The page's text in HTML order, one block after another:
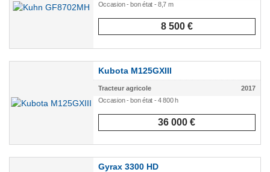
Occasion - bon état - 8,7 m
8 500 €
Kubota M125GXIII
Tracteur agricole
2017
Occasion - bon état - 4 800 h
36 000 €
Gyrax 3300 HD